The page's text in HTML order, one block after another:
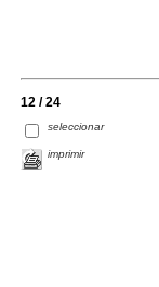
12 / 24
seleccionar
imprimir